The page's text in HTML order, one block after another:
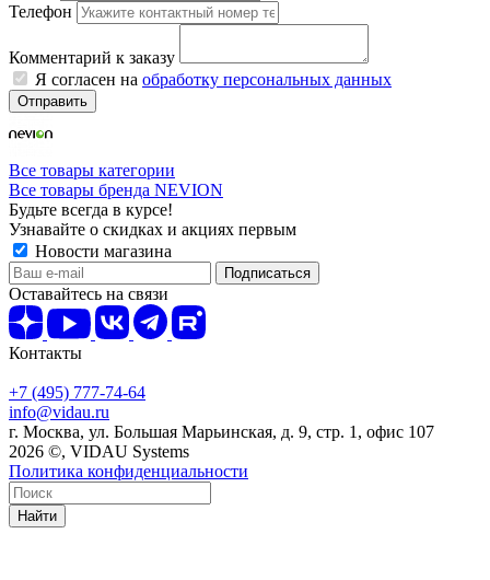
Телефон
Комментарий к заказу
Я согласен на обработку персональных данных
Отправить
Все товары категории
Все товары бренда NEVION
Будьте всегда в курсе!
Узнавайте о скидках и акциях первым
Новости магазина
Оставайтесь на связи
Контакты
+7 (495) 777-74-64
info@vidau.ru
г. Москва, ул. Большая Марьинская, д. 9, стр. 1, офис 107
2026 ©, VIDAU Systems
Политика конфиденциальности
Найти